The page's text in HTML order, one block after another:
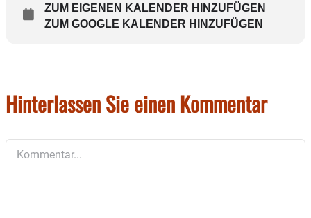
Pro Teilnehmer kostet die Führung 10
Euro. Achtung: Die Führung ist nicht barrierefrei.
ZUM EIGENEN KALENDER HINZUFÜGEN
ZUM GOOGLE KALENDER HINZUFÜGEN
Hinterlassen Sie einen Kommentar